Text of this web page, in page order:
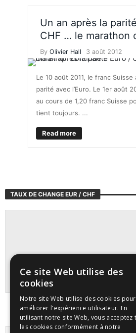
Un an après la
CHF … le marathon
By Olivier Hall 3 août 2012
Le 10 août 2011, le franc Suisse
parité avec l’Euro. Le 1er août
au cours de 1,20 franc Suisse
tient toujours. ...
Read more
TAUX DE CHANGE EUR / CHF
Suivre tous les marchés sur
Ce site Web utilise des
cookies
Notre site Web utilise des cookies pour
améliorer l'expérience utilisateur. En
utilisant notre site Web, vous acceptez
les cookies conformément à notre